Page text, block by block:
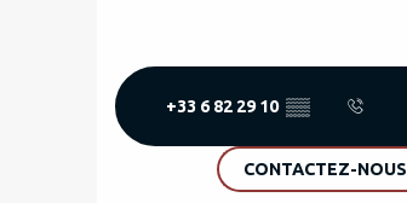
+33 6 82 29 10 ▒▒
CONTACTEZ-NOUS